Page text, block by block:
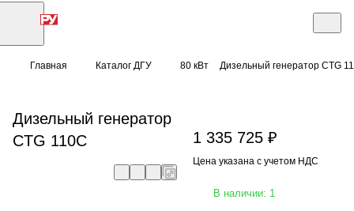
Главная Каталог ДГУ 80 кВт Дизельный генератор CTG
Дизельный генератор
CTG 110C
1 335 725 ₽
Цена указана с учетом НДС
В наличии: 1